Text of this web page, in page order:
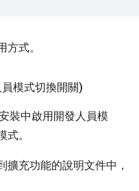
式。
模式切換開關)
裝中啟用開發人員模
。
充功能的說明文件中，